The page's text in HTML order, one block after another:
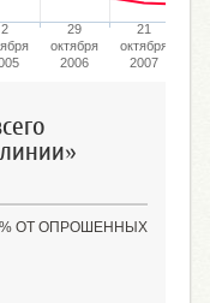
2
29
октября
2006
21
октября
2007
ОТ ОПРОШЕННЫХ